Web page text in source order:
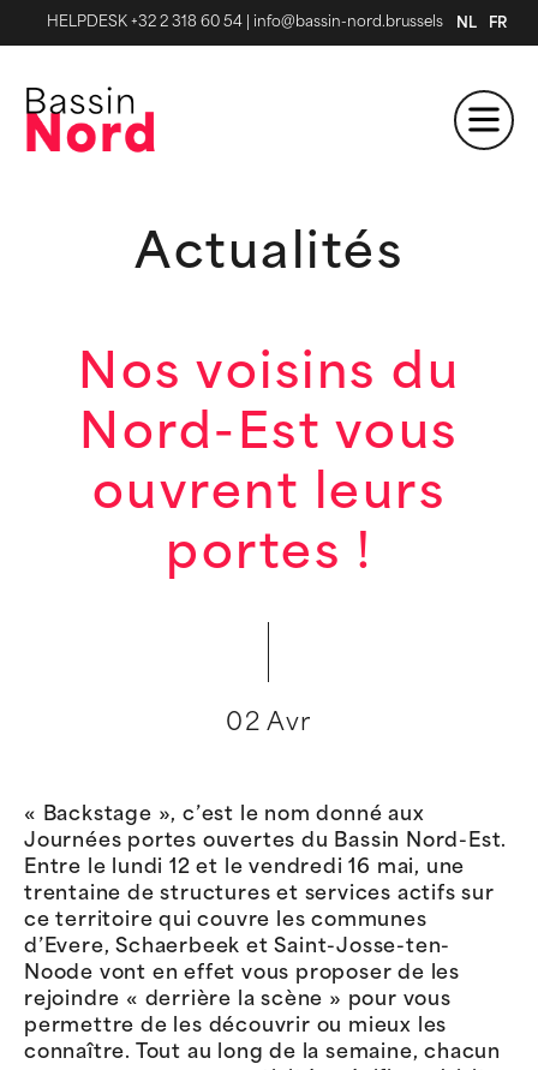
HELPDESK +32 2 318 60 54 info@bassin-nord.brussels NL FR
Actualités
Nos voisins du
Nord-Est vous
ouvrent leurs
portes !
02 Avr
« Backstage », c’est le nom donné aux
Journées portes ouvertes du Bassin Nord-Est.
Entre le lundi 12 et le vendredi 16 mai, une
trentaine de structures et services actifs sur
ce territoire qui couvre les communes
d’Evere, Schaerbeek et Saint-Josse-ten-
Noode vont en effet vous proposer de les
rejoindre « derrière la scène » pour vous
permettre de les découvrir ou mieux les
connaître. Tout au long de la semaine, chacun